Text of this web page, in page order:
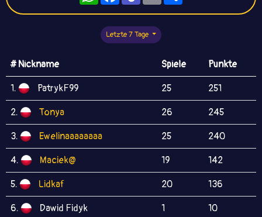
Letzte 7 Tage
# Nickname Spiele Punkte
1. PatrykF99 25 251
2. Tonya 26 245
3. Ewelinaaaaaaaa 25 240
4. Maciek@ 19 142
5. Lidkaf 20 136
6. Dawid Fidyk 1 10